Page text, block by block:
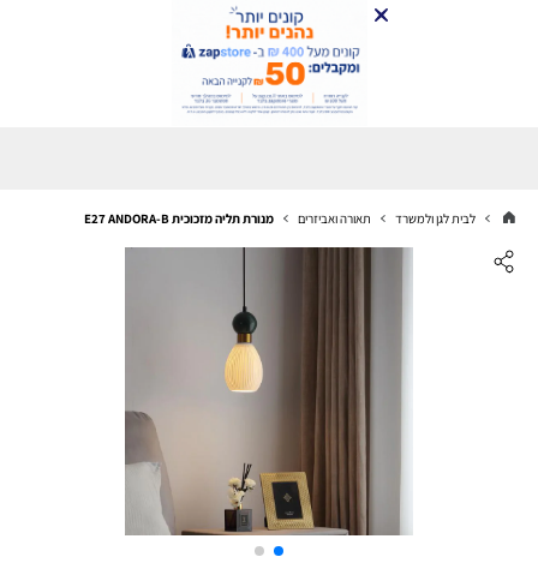
לבית לגן ולמשרד תאורה ואביזרים מנורת תליה מזכוכית E27 ANDORA-B